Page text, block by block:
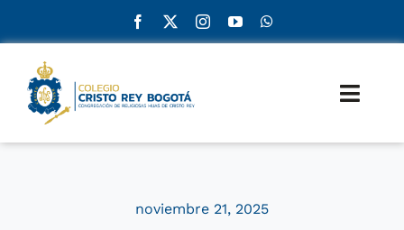
to
content
Toggle
noviembre 21, 2025